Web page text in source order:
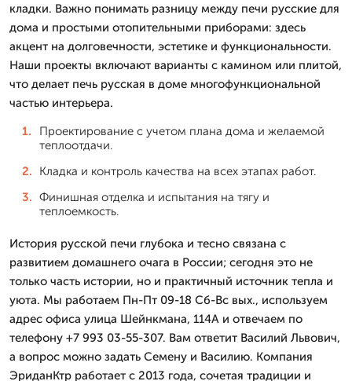
кладки. Важно понимать разницу между печи русские для
дома и простыми отопительными приборами: здесь
акцент на долговечности, эстетике и функциональности.
Наши проекты включают варианты с камином или плитой,
что делает печь русская в доме многофункциональной
частью интерьера.
Проектирование с учетом плана дома и желаемой
теплоотдачи.
Кладка и контроль качества на всех этапах работ.
Финишная отделка и испытания на тягу и
теплоемкость.
История русской печи глубока и тесно связана с
развитием домашнего очага в России; сегодня это не
только часть истории, но и практичный источник тепла и
уюта. Мы работаем Пн-Пт 09-18 Сб-Вс вых., используем
адрес офиса улица Шейнкмана, 114А и отвечаем по
телефону +7 993 03-55-307. Вам ответит Василий Львович,
а вопрос можно задать Семену и Василию. Компания
ЭриданКтр работает с 2013 года, сочетая традиции и